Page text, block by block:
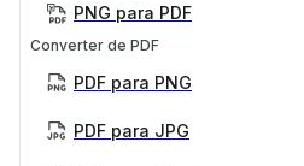
PNG para PDF
Converter de PDF
PDF para PNG
PDF para JPG